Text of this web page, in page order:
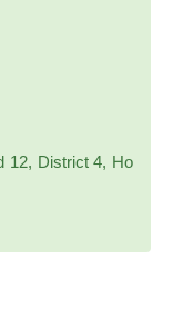
12, District 4, Ho